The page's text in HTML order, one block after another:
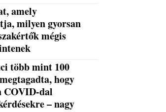
amely
milyen gyorsan
mégis
több mint 100
hogy
COVID-dal
– nagy